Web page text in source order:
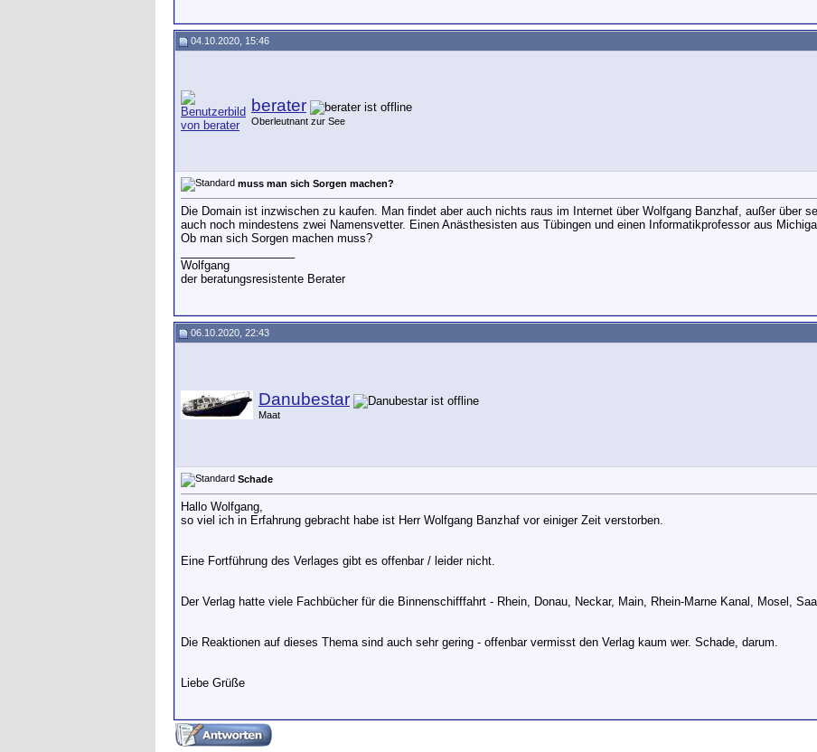
04.10.2020, 15:46
berater
Oberleutnant zur See
muss man sich Sorgen machen?
Die Domain ist inzwischen zu kaufen. Man findet aber auch nichts raus im Internet über Wolfgang Banzhaf, außer über
auch noch mindestens zwei Namensvetter. Einen Anästhesisten aus Tübingen und einen Informatikprofessor aus
Ob man sich Sorgen machen muss?
Wolfgang
der beratungsresistente Berater
06.10.2020, 22:43
Danubestar
Maat
Schade
Hallo Wolfgang,
so viel ich in Erfahrung gebracht habe ist Herr Wolfgang Banzhaf vor einiger Zeit verstorben.
Eine Fortführung des Verlages gibt es offenbar / leider nicht.
Der Verlag hatte viele Fachbücher für die Binnenschifffahrt - Rhein, Donau, Neckar, Main, Rhein-Marne Kanal, Mosel,
Die Reaktionen auf dieses Thema sind auch sehr gering - offenbar vermisst den Verlag kaum wer. Schade, darum.
Liebe Grüße